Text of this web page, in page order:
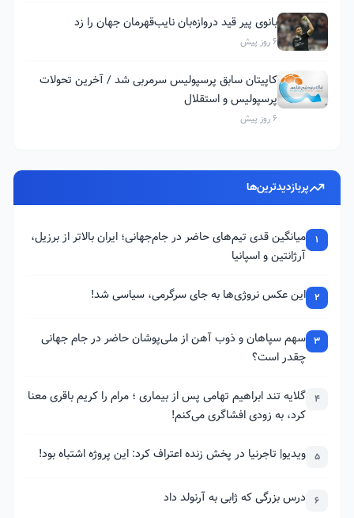
بانوی پیر قید دروازه‌بان نایب‌قهرمان جهان را زد
6 روز پیش
کاپیتان سابق پرسپولیس سرمربی شد / آخرین تحولات
پرسپولیس و استقلال
6 روز پیش
پربازدیدترین‌ها
1
میانگین قدی تیم‌های حاضر در جام‌جهانی؛ ایران بالاتر از برزیل،
آرژانتین و اسپانیا
2 این عکس نروژی‌ها به جای سرگرمی، سیاسی شد!
3 سهم سپاهان و ذوب آهن از ملی‌پوشان حاضر در جام جهانی
چقدر است؟
4 گلایه تند ابراهیم تهامی پس از بیماری ؛ مرام را کریم باقری معنا
کرد، به زودی افشاگری می‌کنم!
5 ویدیو| تاجرنیا در پخش زنده اعتراف کرد: این پروژه اشتباه بود!
6 درس بزرگی که ژابی به آرنولد داد